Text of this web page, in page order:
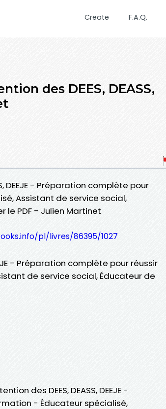
Create F.A.Q.
des DEES, DEASS,
DEEJE - Préparation complète pour
Assistant de service social,
le PDF - Julien Martinet
pl/livres/86395/1027
- Préparation complète pour réussir
de service social, Éducateur de
des DEES, DEASS, DEEJE -
- Éducateur spécialisé,